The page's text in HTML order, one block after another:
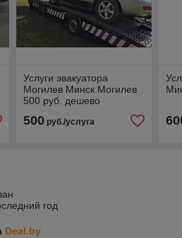
Услуги эвакуатора
Могилев Минск Могилев
500 руб. дешево
500руб./услуга
год
Deal.by